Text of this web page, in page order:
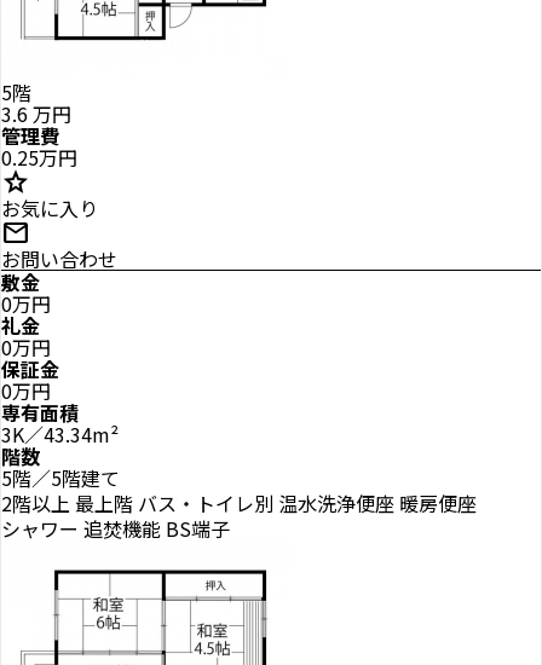
5階
3.6万円
管理費
0.25万円
star
お気に入り
mail
お問い合わせ
敷金
0万円
礼金
0万円
保証金
0万円
専有面積
3K／43.34m²
階数
5階／5階建て
2階以上 最上階 バス・トイレ別 温水洗浄便座 暖房便座
シャワー 追焚機能 BS端子